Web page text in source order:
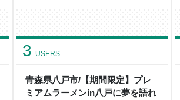
青森県八戸市/【期間限定】プレ
ミアムラーメンin八戸に夢を語れ
3 USERS